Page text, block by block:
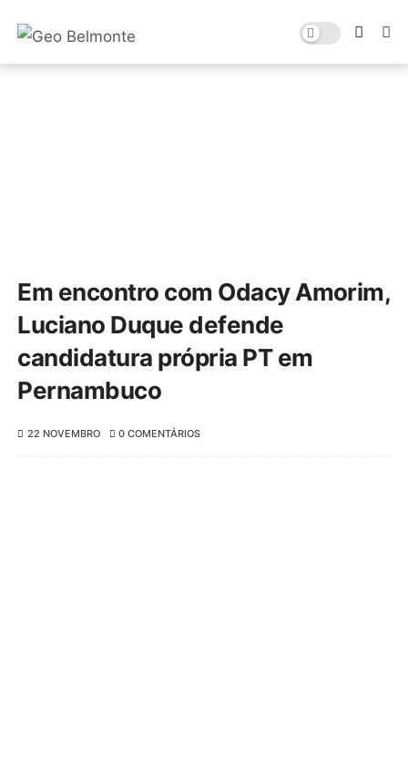
Em encontro com Odacy Amorim,
Luciano Duque defende
candidatura própria PT em
Pernambuco
22 NOVEMBRO 0 COMENTÁRIOS